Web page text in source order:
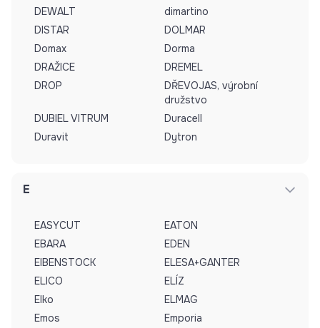
DEWALT
dimartino
DISTAR
DOLMAR
Domax
Dorma
DRAŽICE
DREMEL
DROP
DŘEVOJAS, výrobní
družstvo
DUBIEL VITRUM
Duracell
Duravit
Dytron
E
EASYCUT
EATON
EBARA
EDEN
EIBENSTOCK
ELESA+GANTER
ELICO
ELÍZ
Elko
ELMAG
Emos
Emporia